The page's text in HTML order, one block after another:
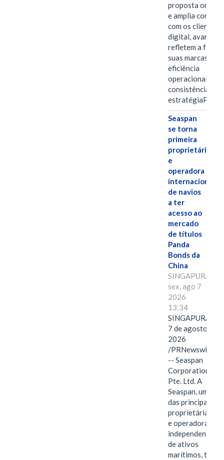
proposta
e amplia
com os clientes
digital, avanços
refletem a força
suas marcas, a
eficiência
operacional e a
consistência de
Seaspan
se torna
primeira
proprietária
e
operadora
internacional
de navios
a ter
acesso ao
mercado
de títulos
Panda
Bonds da
China
SINGAPURA,
sex, ago 7
2026
13:34
SINGAPURA,
7 de agosto de
2026
/PRNewswire/
-- Seaspan
Corporation
Pte. Ltd. A
Seaspan, uma
das principais
proprietárias
e operadoras
independentes
de ativos
marítimos, tem